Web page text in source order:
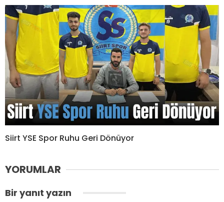
Siirt YSE Spor Ruhu Geri Dönüyor
YORUMLAR
Bir yanıt yazın